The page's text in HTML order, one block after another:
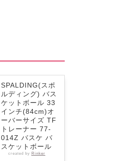
SPALDING(スポ
ルディング) バス
ケットボール 33
インチ(84cm)オ
ーバーサイズ TF
トレーナー 77-
014Z バスケ バ
スケットボール
created by Rinker